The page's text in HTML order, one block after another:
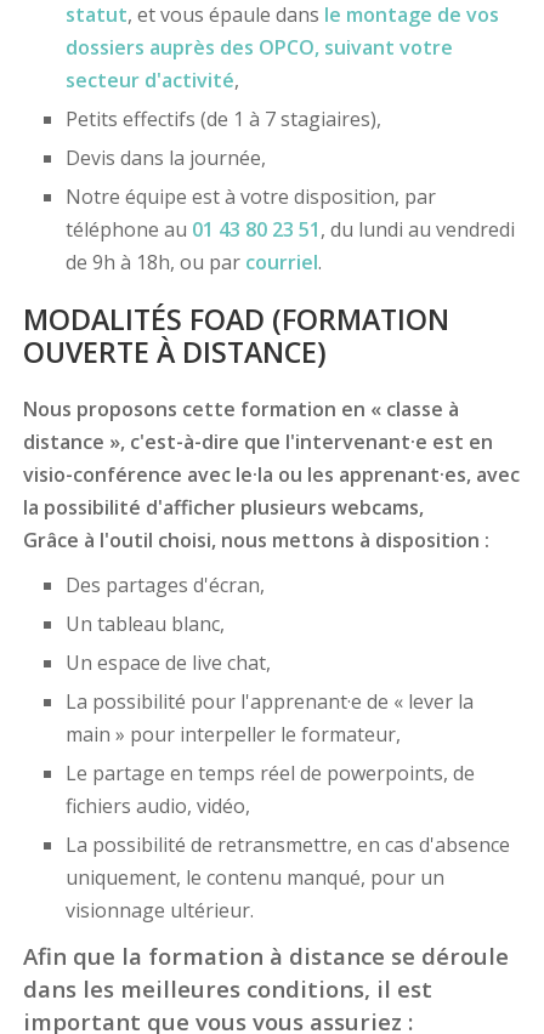
statut, et vous épaule dans le montage de vos
dossiers auprès des OPCO, suivant votre
secteur d'activité,
Petits effectifs (de 1 à 7 stagiaires),
Devis dans la journée,
Notre équipe est à votre disposition, par
téléphone au 01 43 80 23 51, du lundi au vendredi
de 9h à 18h, ou par courriel.
MODALITÉS FOAD (FORMATION
OUVERTE À DISTANCE)
Nous proposons cette formation en « classe à
distance », c'est-à-dire que l'intervenant·e est en
visio-conférence avec le·la ou les apprenant·es, avec
la possibilité d'afficher plusieurs webcams,
Grâce à l'outil choisi, nous mettons à disposition :
Des partages d'écran,
Un tableau blanc,
Un espace de live chat,
La possibilité pour l'apprenant·e de « lever la
main » pour interpeller le formateur,
Le partage en temps réel de powerpoints, de
fichiers audio, vidéo,
La possibilité de retransmettre, en cas d'absence
uniquement, le contenu manqué, pour un
visionnage ultérieur.
Afin que la formation à distance se déroule
dans les meilleures conditions, il est
important que vous vous assuriez :